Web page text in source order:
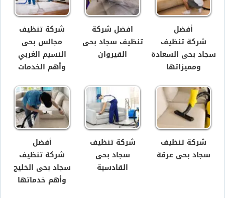
أفضل
شركة تنظيف
سجاد بحى السعادة
ومميزاتها
افضل شركة
تنظيف سجاد بحى
القيروان
شركة تنظيف
مجالس بحى
النسيم الغربي
وأهم الخدمات
شركة تنظيف
سجاد بحى عرقة
شركة تنظيف
سجاد بحى
القادسية
أفضل
شركة تنظيف
سجاد بحى الخليج
وأهم خدماتها